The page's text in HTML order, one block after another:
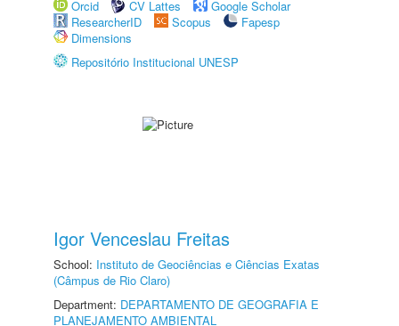
Orcid
CV Lattes
Google Scholar
ResearcherID
Scopus
Fapesp
Dimensions
Repositório Institucional UNESP
Igor Venceslau Freitas
School: Instituto de Geociências e Ciências Exatas
(Câmpus de Rio Claro)
Department: DEPARTAMENTO DE GEOGRAFIA E
PLANEJAMENTO AMBIENTAL